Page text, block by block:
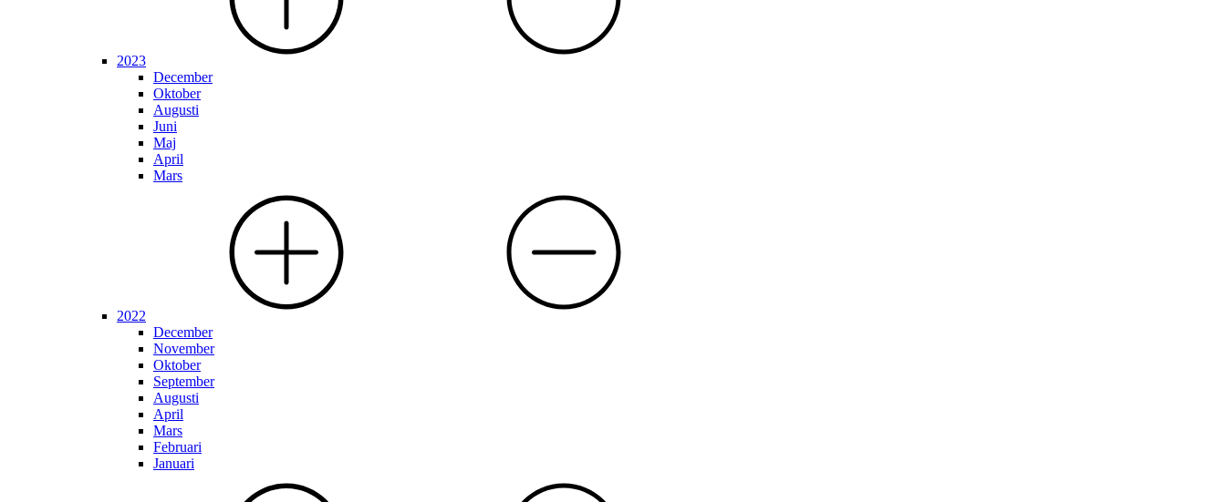
2023
December
Oktober
Augusti
Juni
Maj
April
Mars
2022
December
November
Oktober
September
Augusti
April
Mars
Februari
Januari